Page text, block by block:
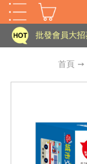
HOT
批發會員大
批發會員大
首頁 ➙